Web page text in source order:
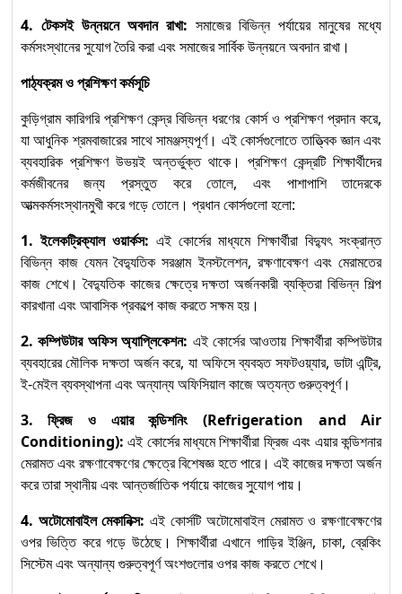
4. টেকসই উন্নয়নে অবদান রাখা: সমাজের বিভিন্ন পর্যায়ের মানুষের মধ্যে
কর্মসংস্থানের সুযোগ তৈরি করা এবং সমাজের সার্বিক উন্নয়নে অবদান রাখা।
পাঠ্যক্রম ও প্রশিক্ষণ কর্মসূচি
কুড়িগ্রাম কারিগরি প্রশিক্ষণ কেন্দ্র বিভিন্ন ধরণের কোর্স ও প্রশিক্ষণ প্রদান করে,
যা আধুনিক শ্রমবাজারের সাথে সামঞ্জস্যপূর্ণ। এই কোর্সগুলোতে তাত্ত্বিক জ্ঞান এবং
ব্যবহারিক প্রশিক্ষণ উভয়ই অন্তর্ভুক্ত থাকে। প্রশিক্ষণ কেন্দ্রটি শিক্ষার্থীদের
কর্মজীবনের জন্য প্রস্তুত করে তোলে, এবং পাশাপাশি তাদেরকে
আত্মকর্মসংস্থানমুখী করে গড়ে তোলে। প্রধান কোর্সগুলো হলো:
1. ইলেকট্রিক্যাল ওয়ার্কস: এই কোর্সের মাধ্যমে শিক্ষার্থীরা বিদ্যুৎ সংক্রান্ত
বিভিন্ন কাজ যেমন বৈদ্যুতিক সরঞ্জাম ইনস্টলেশন, রক্ষণাবেক্ষণ এবং মেরামতের
কাজ শেখে। বৈদ্যুতিক কাজের ক্ষেত্রে দক্ষতা অর্জনকারী ব্যক্তিরা বিভিন্ন শিল্প
কারখানা এবং আবাসিক প্রকল্পে কাজ করতে সক্ষম হয়।
2. কম্পিউটার অফিস অ্যাপ্লিকেশন: এই কোর্সের আওতায় শিক্ষার্থীরা কম্পিউটার
ব্যবহারের মৌলিক দক্ষতা অর্জন করে, যা অফিসে ব্যবহৃত সফটওয়্যার, ডাটা এন্ট্রি,
ই-মেইল ব্যবস্থাপনা এবং অন্যান্য অফিসিয়াল কাজে অত্যন্ত গুরুত্বপূর্ণ।
3. ফ্রিজ ও এয়ার কন্ডিশনিং (Refrigeration and Air
Conditioning): এই কোর্সের মাধ্যমে শিক্ষার্থীরা ফ্রিজ এবং এয়ার কন্ডিশনার
মেরামত এবং রক্ষণাবেক্ষণের ক্ষেত্রে বিশেষজ্ঞ হতে পারে। এই কাজের দক্ষতা অর্জন
করে তারা স্থানীয় এবং আন্তর্জাতিক পর্যায়ে কাজের সুযোগ পায়।
4. অটোমোবাইল মেকানিক্স: এই কোর্সটি অটোমোবাইল মেরামত ও রক্ষণাবেক্ষণের
ওপর ভিত্তি করে গড়ে উঠেছে। শিক্ষার্থীরা এখানে গাড়ির ইঞ্জিন, চাকা, ব্রেকিং
সিস্টেম এবং অন্যান্য গুরুত্বপূর্ণ অংশগুলোর ওপর কাজ করতে শেখে।